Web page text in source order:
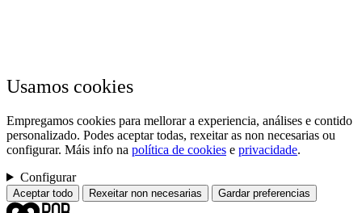
Usamos cookies
Empregamos cookies para mellorar a experiencia, análises e contido
personalizado. Podes aceptar todas, rexeitar as non necesarias ou
configurar. Máis info na política de cookies e privacidade.
Configurar
Aceptar todo Rexeitar non necesarias Gardar preferencias